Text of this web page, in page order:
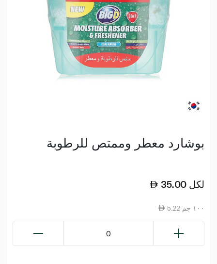
بوشارد معطر وممتص للرطوبة
35.00 لكل
5.22 ١٠٠ جم
0